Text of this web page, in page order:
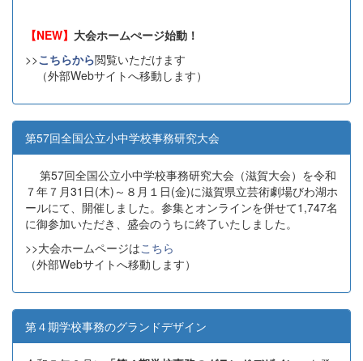
【NEW】 大会ホームぺージ始動！
>>こちらから閲覧いただけます
（外部Webサイトへ移動します）
第57回全国公立小中学校事務研究大会
第57回全国公立小中学校事務研究大会（滋賀大会）を令和
７年７月31日(木)～８月１日(金)に滋賀県立芸術劇場びわ湖ホ
ールにて、開催しました。参集とオンラインを併せて1,747名
に御参加いただき、盛会のうちに終了いたしました。
>>大会ホームページはこちら
（外部Webサイトへ移動します）
第４期学校事務のグランドデザイン